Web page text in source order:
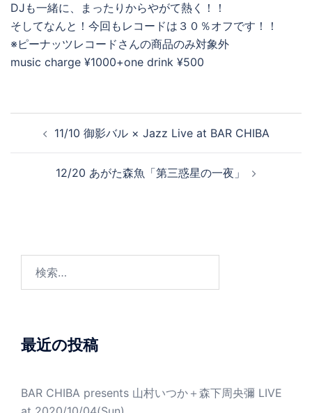
DJも一緒に、まったりからやがて熱く！！
そしてなんと！今回もレコードは３０％オフです！！
※ピーナッツレコードさんの商品のみ対象外
music charge ¥1000+one drink ¥500
ョ
11/10 御影バル × Jazz Live at BAR CHIBA
12/20 あがた森魚「第三惑星の一夜」
最近の投稿
BAR CHIBA presents 山村いつか＋森下周央彌 LIVE